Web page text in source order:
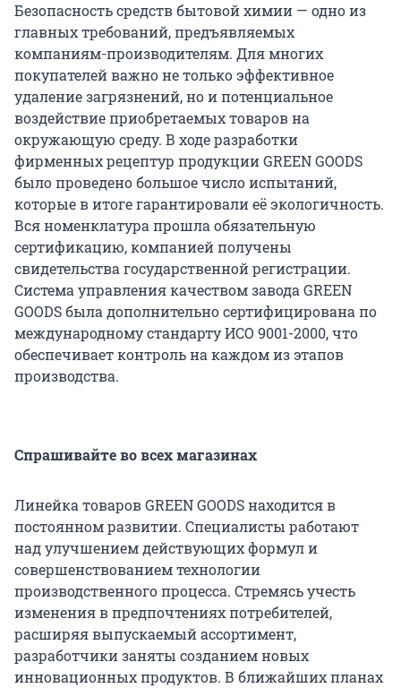
Безопасность средств бытовой химии — одно из
главных требований, предъявляемых
компаниям-производителям. Для многих
покупателей важно не только эффективное
удаление загрязнений, но и потенциальное
воздействие приобретаемых товаров на
окружающую среду. В ходе разработки
фирменных рецептур продукции GREEN GOODS
было проведено большое число испытаний,
которые в итоге гарантировали её экологичность.
Вся номенклатура прошла обязательную
сертификацию, компанией получены
свидетельства государственной регистрации.
Система управления качеством завода GREEN
GOODS была дополнительно сертифицирована по
международному стандарту ИСО 9001-2000, что
обеспечивает контроль на каждом из этапов
производства.
Спрашивайте во всех магазинах
Линейка товаров GREEN GOODS находится в
постоянном развитии. Специалисты работают
над улучшением действующих формул и
совершенствованием технологии
производственного процесса. Стремясь учесть
изменения в предпочтениях потребителей,
расширяя выпускаемый ассортимент,
разработчики заняты созданием новых
инновационных продуктов. В ближайших планах